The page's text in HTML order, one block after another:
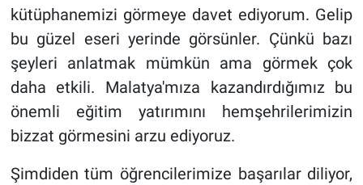
kütüphanemizi görmeye davet ediyorum. Gelip
bu güzel eseri yerinde görsünler. Çünkü bazı
şeyleri anlatmak mümkün ama görmek çok
daha etkili. Malatya'mıza kazandırdığımız bu
önemli eğitim yatırımını hemşehrilerimizin
bizzat görmesini arzu ediyoruz.
Şimdiden tüm öğrencilerimize başarılar diliyor,